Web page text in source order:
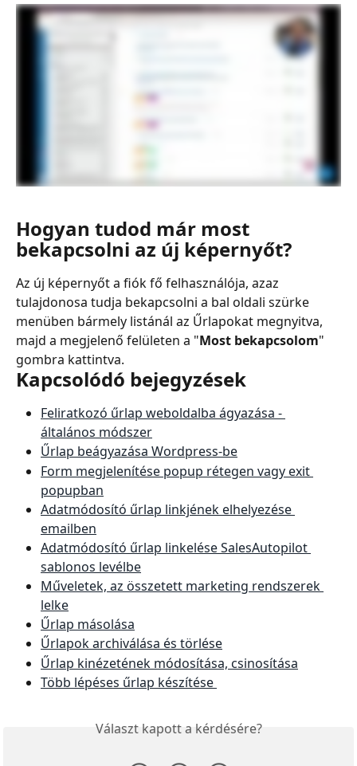
Hogyan tudod már most
bekapcsolni az új képernyőt?
Az új képernyőt a fiók fő felhasználója, azaz
tulajdonosa tudja bekapcsolni a bal oldali szürke
menüben bármely listánál az Űrlapokat megnyitva,
majd a megjelenő felületen a "Most bekapcsolom"
gombra kattintva.
Kapcsolódó bejegyzések
Feliratkozó űrlap weboldalba ágyazása -
általános módszer
Űrlap beágyazása Wordpress-be
Form megjelenítése popup rétegen vagy exit
popupban
Adatmódosító űrlap linkjének elhelyezése
emailben
Adatmódosító űrlap linkelése SalesAutopilot
sablonos levélbe
Műveletek, az összetett marketing rendszerek
lelke
Űrlap másolása
Űrlapok archiválása és törlése
Űrlap kinézetének módosítása, csinosítása
Több lépéses űrlap készítése
Választ kapott a kérdésére?